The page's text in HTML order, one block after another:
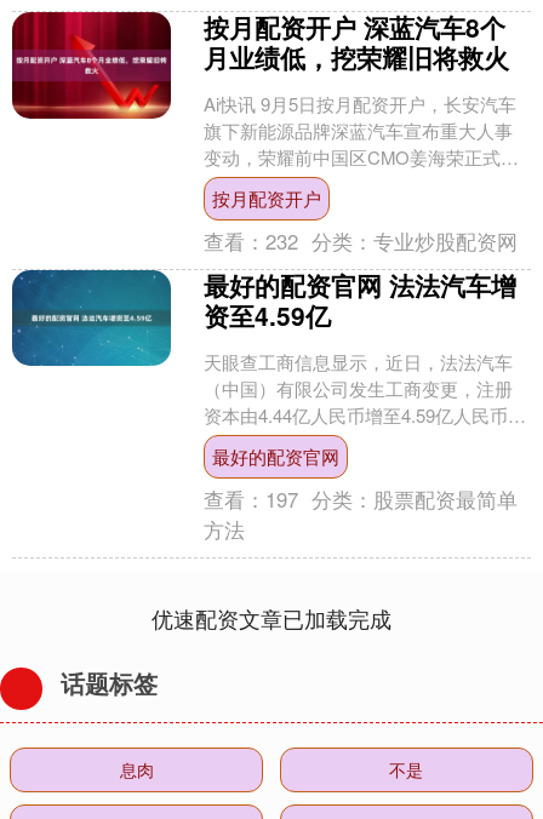
按月配资开户 深蓝汽车8个
月业绩低，挖荣耀旧将救火
Ai快讯 9月5日按月配资开户，长安汽车
旗下新能源品牌深蓝汽车宣布重大人事
变动，荣耀前中国区CMO姜海荣正式加
盟并出任CEO，原CEO邓承浩升任董事
长。 据深蓝....
按月配资开户
查看：232 分类：专业炒股配资网
最好的配资官网 法法汽车增
资至4.59亿
天眼查工商信息显示，近日，法法汽车
（中国）有限公司发生工商变更，注册
资本由4.44亿人民币增至4.59亿人民币。
值得注意的是，这已是该公司今年第4次
增资。 法法....
最好的配资官网
查看： 197 分类： 股票配资最简单
方法
优速配资文章已加载完成
话题标签
息肉 不是